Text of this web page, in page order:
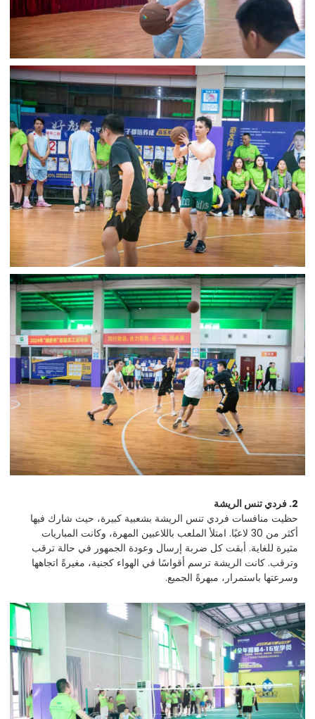
2. فردي تنس الريشة
حظيت منافسات فردي تنس الريشة بشعبية كبيرة، حيث شارك فيها
أكثر من 30 لاعبًا. امتلأ الملعب باللاعبين المهرة، وكانت المباريات
مثيرة للغاية. أبقت كل ضربة إرسال وعودة الجمهور في حالة ترقب
وترقب. كانت الريشة ترسم أقواسًا في الهواء كجنية، مغيرةً اتجاهها
وسرعتها باستمرار، مبهرةً الجميع.